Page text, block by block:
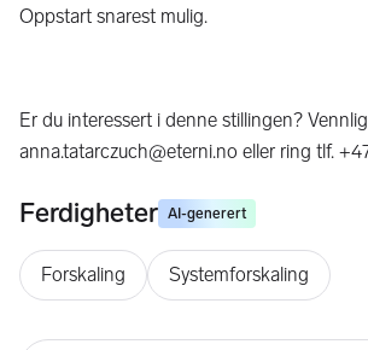
Oppstart snarest mulig.
Er du interessert i denne stillingen?
anna.tatarczuch@eterni.no eller ring tlf.
Ferdigheter AI-generert
Forskaling Systemforskaling